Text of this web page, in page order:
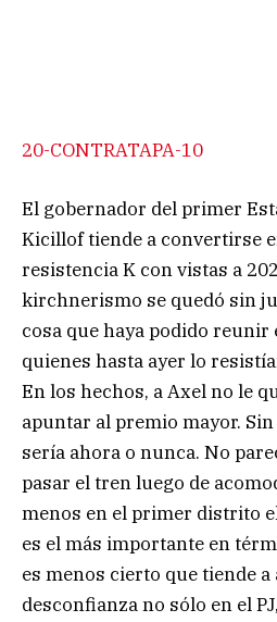
20-CONTRATAPA-10
El gobernador del primer
Kicillof tiende a convertirse
resistencia K con vistas a
kirchnerismo se quedó sin
cosa que haya podido reunir
quienes hasta ayer lo
En los hechos, a Axel no le
apuntar al premio mayor.
sería ahora o nunca. No
pasar el tren luego de
menos en el primer distrito
es el más importante en
es menos cierto que tiende
desconfianza no sólo en el